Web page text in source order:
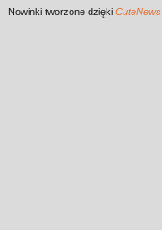
Nowinki tworzone dzięki CuteNews